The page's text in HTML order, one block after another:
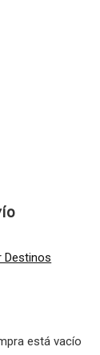
Destinos
está vacío